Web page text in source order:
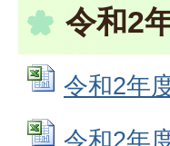
令和2
令和2年
令和2年